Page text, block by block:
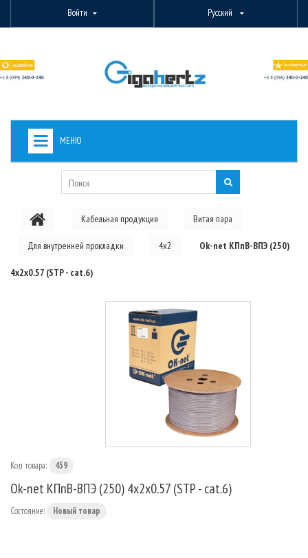
Войти Русский
МЕНЮ
PON ОБОРУДОВАНИЕ
Кабельная продукция Витая пара
Для внутренней прокладки 4x2 Ok-net КПпВ-ВПЭ (250)
4х2х0.57 (STP - cat.6)
Код товара: 459
Ok-net КПпВ-ВПЭ (250) 4х2х0.57 (STP - cat.6)
Состояние: Новый товар